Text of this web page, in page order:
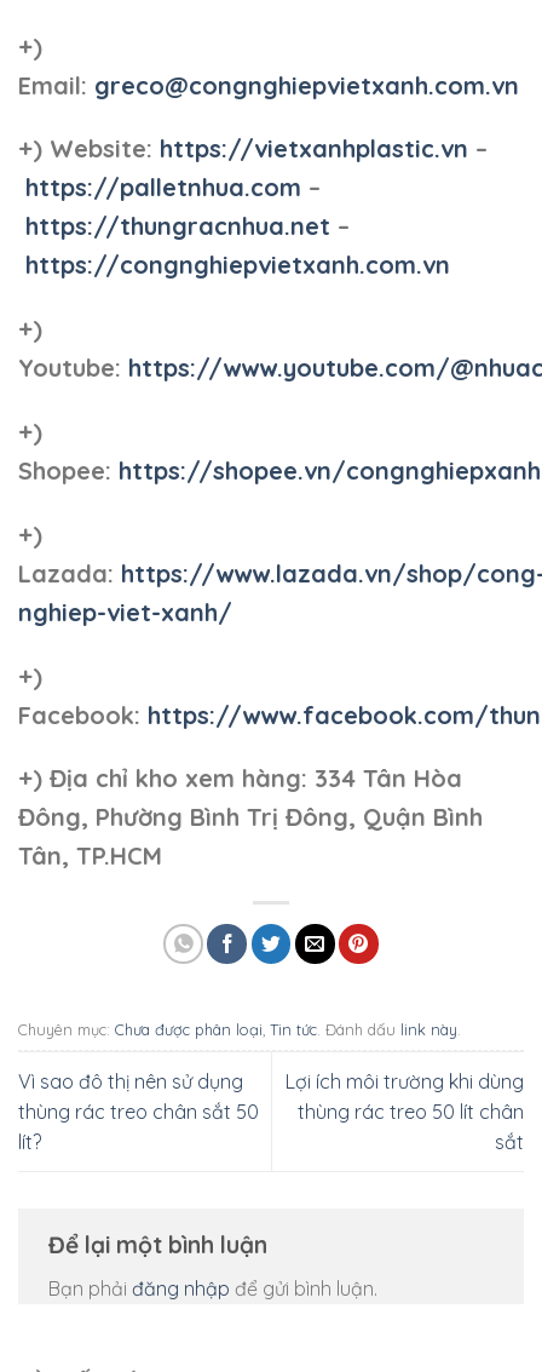
+)
Email: greco@congnghiepvietxanh.com.vn
+) Website: https://vietxanhplastic.vn –
https://palletnhua.com –
https://thungracnhua.net –
https://congnghiepvietxanh.com.vn
+)
Youtube: https://www.youtube.com/
+)
Shopee: https://shopee.vn/
+)
Lazada: https://www.lazada.vn/shop/
nghiep-viet-xanh/
+)
Facebook: https://www.facebook.com/
+) Địa chỉ kho xem hàng: 334 Tân Hòa
Đông, Phường Bình Trị Đông, Quận Bình
Tân, TP.HCM
Chuyên mục: Chưa được phân loại Tin tức . Đánh dấu link này
Vì sao đô thị nên sử dụng
thùng rác treo chân sắt 50
lít?
Lợi ích môi trường khi dùng
thùng rác treo 50 lít chân
sắt
Để lại một bình luận
Bạn phải đăng nhập để gửi bình luận.